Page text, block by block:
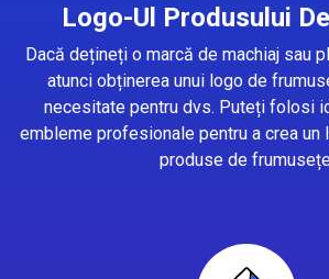
Logo-Ul Produsului
Dacă dețineți o marcă de machiaj sau
atunci obținerea unui logo de
necesitate pentru dvs. Puteți folosi
embleme profesionale pentru a crea un
produse de